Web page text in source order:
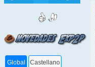
Global Castellano